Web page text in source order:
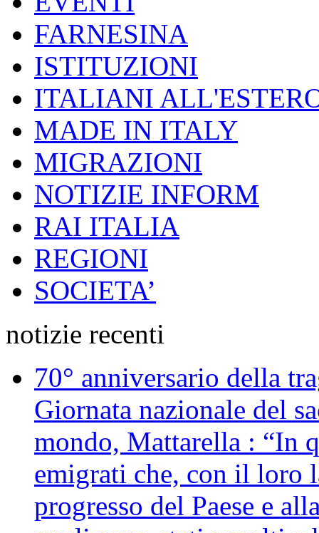
FARNESINA
ISTITUZIONI
ITALIANI
MADE IN ITALY
MIGRAZIONI
NOTIZIE INFORM
RAI ITALIA
REGIONI
SOCIETA’
notizie recenti
70° anniversario della
Giornata nazionale del
mondo, Mattarella : “In
emigrati che, con il loro
progresso del Paese e